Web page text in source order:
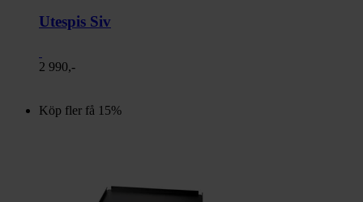
Utespis Siv
2 990,-
Köp fler få 15%